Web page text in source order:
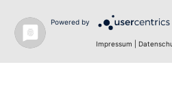
Powered by
Impressum